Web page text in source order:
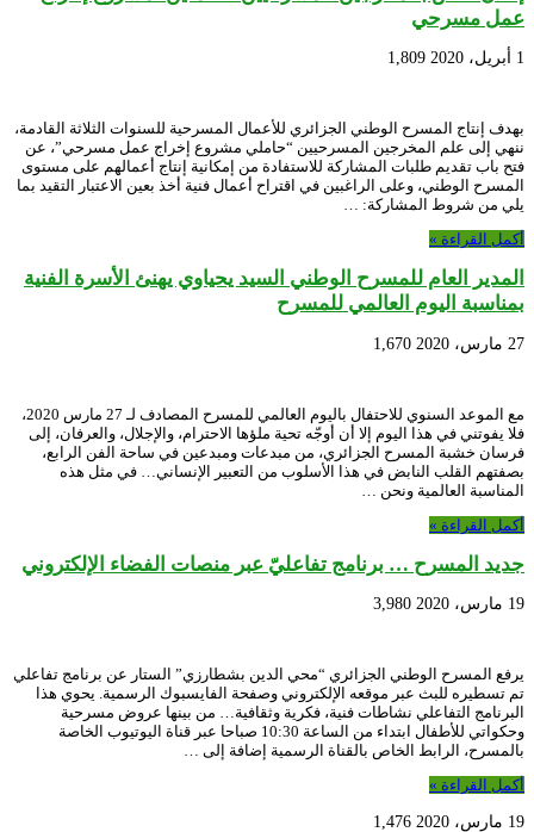
عمل مسرحي
1 أبريل، 2020 1,809
بهدف إنتاج المسرح الوطني الجزائري للأعمال المسرحية للسنوات الثلاثة القادمة،
ننهي إلى علم المخرجين المسرحيين “حاملي مشروع إخراج عمل مسرحي”، عن
فتح باب تقديم طلبات المشاركة للاستفادة من إمكانية إنتاج أعمالهم على مستوى
المسرح الوطني، وعلى الراغبين في اقتراح أعمال فنية أخذ بعين الاعتبار التقيد بما
يلي من شروط المشاركة: …
أكمل القراءة »
المدير العام للمسرح الوطني السيد يحياوي يهنئ الأسرة الفنية
بمناسبة اليوم العالمي للمسرح
27 مارس، 2020 1,670
مع الموعد السنوي للاحتفال باليوم العالمي للمسرح المصادف لـ 27 مارس 2020،
فلا يفوتني في هذا اليوم إلا أن أوجّه تحية ملؤها الاحترام، والإجلال، والعرفان، إلى
فرسان خشبة المسرح الجزائري، من مبدعات ومبدعين في ساحة الفن الرابع،
بصفتهم القلب النابض في هذا الأسلوب من التعبير الإنساني… في مثل هذه
المناسبة العالمية ونحن …
أكمل القراءة »
جديد المسرح … برنامج تفاعليّ عبر منصات الفضاء الإلكتروني
19 مارس، 2020 3,980
يرفع المسرح الوطني الجزائري “محي الدين بشطارزي” الستار عن برنامج تفاعلي
تم تسطيره للبث عبر موقعه الإلكتروني وصفحة الفايسبوك الرسمية. يحوي هذا
البرنامج التفاعلي نشاطات فنية، فكرية وثقافية… من بينها عروض مسرحية
وحكواتي للأطفال ابتداء من الساعة 10:30 صباحا عبر قناة اليوتيوب الخاصة
بالمسرح، الرابط الخاص بالقناة الرسمية إضافة إلى …
أكمل القراءة »
19 مارس، 2020 1,476